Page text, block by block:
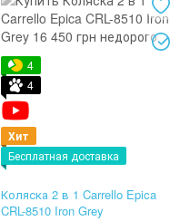
4
4
Хит
Бесплатная доставка
Коляска 2 в 1 Carrello Epica
CRL-8510 Iron Grey